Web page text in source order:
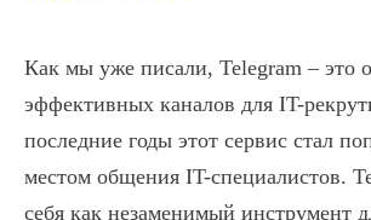
Как мы уже писали, Telegram – это
эффективных каналов для IT-
последние годы этот сервис стал
местом общения IT-специалистов.
себя как незаменимый инструмент